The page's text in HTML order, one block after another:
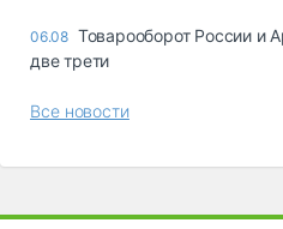
06.08 Товарооборот России и
две трети
Все новости